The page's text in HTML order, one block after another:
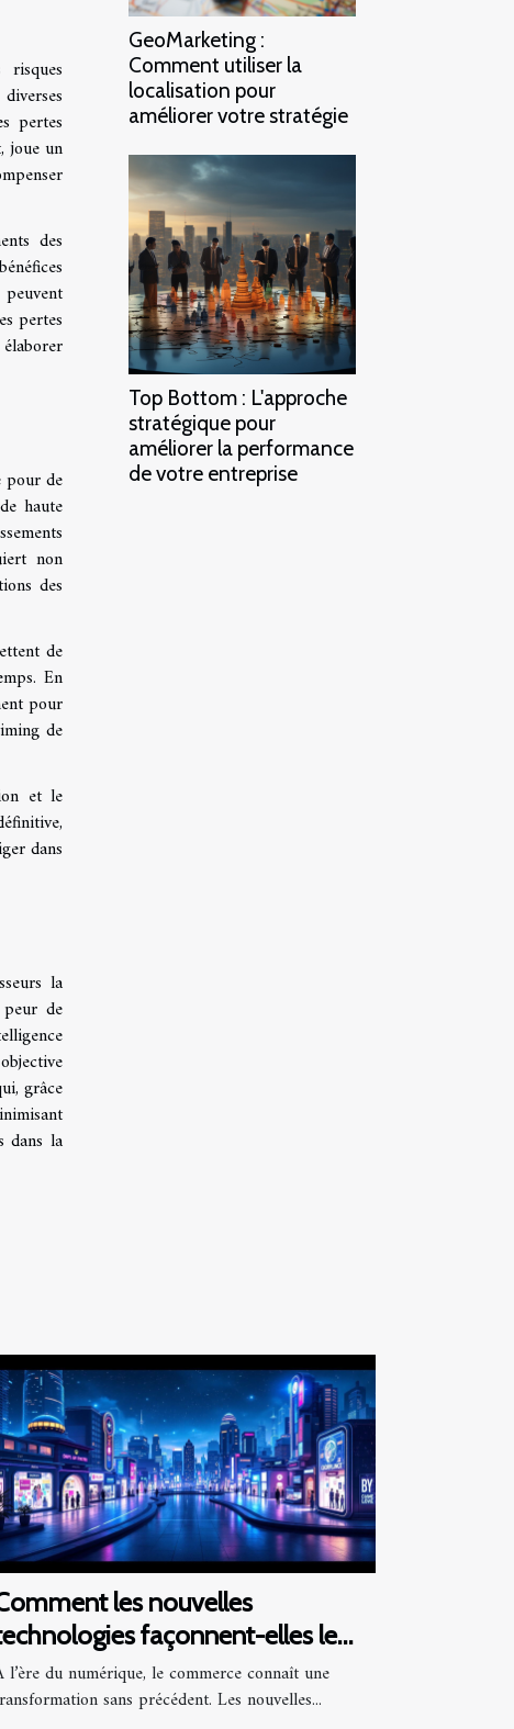
pertes
joue un
des
pertes
pour de
haute
non
des
de
En
pour
de
et le
dans
la
de
grâce
dans la
GeoMarketing :
Comment utiliser la
localisation pour
améliorer votre stratégie
Top Bottom : L'approche
stratégique pour
améliorer la performance
de votre entreprise
les nouvelles
façonnent-elles le
du commerce ?
l’ère du numérique, le commerce connaît une
sans précédent. Les nouvelles...